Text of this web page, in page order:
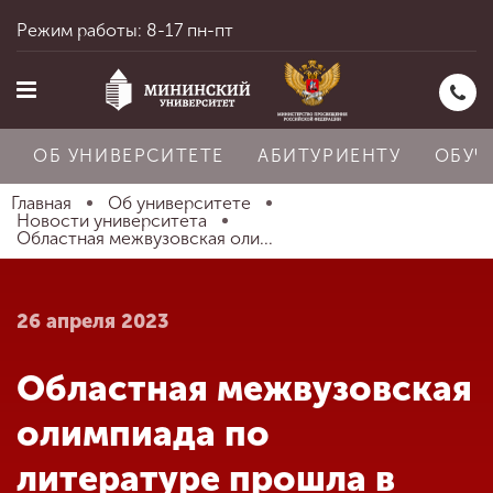
Главная
Абитуриенту
Режим работы: 8-17 пн-пт
ОБ УНИВЕРСИТЕТЕ АБИТУРИЕНТУ
Главная
Об университете
Новости университета
Областная межвузовская оли...
26 апреля 2023
Областная межвузовская
олимпиада по
литературе прошла в